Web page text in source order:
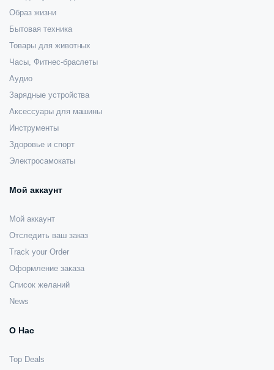
Образ жизни
Бытовая техника
Товары для животных
Часы, Фитнес-браслеты
Аудио
Зарядные устройства
Аксессуары для машины
Инструменты
Здоровье и спорт
Электросамокаты
Мой аккаунт
Мой аккаунт
Отследить ваш заказ
Track your Order
Оформление заказа
Список желаний
News
О Нас
Top Deals